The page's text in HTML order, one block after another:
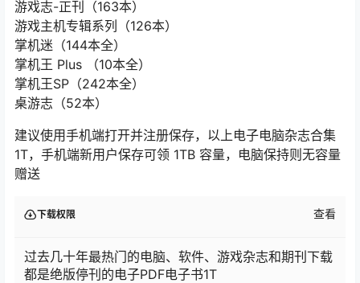
游戏志-正刊（163本）
游戏主机专辑系列（126本）
掌机迷（144本全）
掌机王 Plus （10本全）
掌机王SP（242本全）
桌游志（52本）
建议使用手机端打开并注册保存，以上电子电脑杂志合集
1T，手机端新用户保存可领 1TB 容量，电脑保持则无容量
赠送
下载权限 查看
过去几十年最热门的电脑、软件、游戏杂志和期刊下载
都是绝版停刊的电子PDF电子书1T